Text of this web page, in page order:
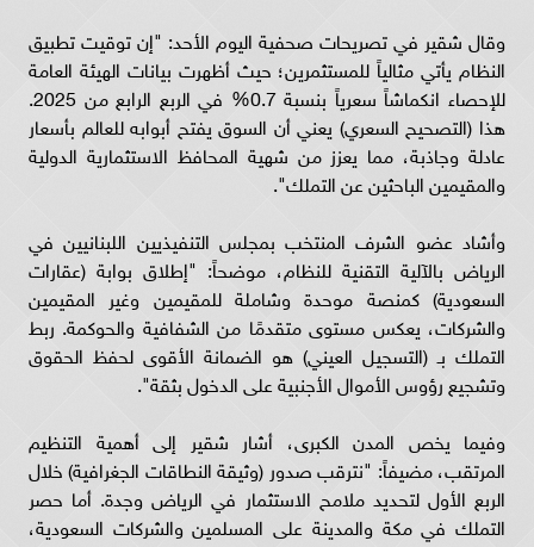
وقال شقير في تصريحات صحفية اليوم الأحد: "إن توقيت تطبيق
النظام يأتي مثالياً للمستثمرين؛ حيث أظهرت بيانات الهيئة العامة
للإحصاء انكماشاً سعرياً بنسبة 0.7% في الربع الرابع من 2025.
هذا (التصحيح السعري) يعني أن السوق يفتح أبوابه للعالم بأسعار
عادلة وجاذبة، مما يعزز من شهية المحافظ الاستثمارية الدولية
والمقيمين الباحثين عن التملك".
وأشاد عضو الشرف المنتخب بمجلس التنفيذيين اللبنانيين في
الرياض بالآلية التقنية للنظام، موضحاً: "إطلاق بوابة (عقارات
السعودية) كمنصة موحدة وشاملة للمقيمين وغير المقيمين
والشركات، يعكس مستوى متقدمًا من الشفافية والحوكمة. ربط
التملك بـ (التسجيل العيني) هو الضمانة الأقوى لحفظ الحقوق
وتشجيع رؤوس الأموال الأجنبية على الدخول بثقة".
وفيما يخص المدن الكبرى، أشار شقير إلى أهمية التنظيم
المرتقب، مضيفاً: "نترقب صدور (وثيقة النطاقات الجغرافية) خلال
الربع الأول لتحديد ملامح الاستثمار في الرياض وجدة. أما حصر
التملك في مكة والمدينة على المسلمين والشركات السعودية،